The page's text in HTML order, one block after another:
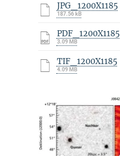
JPG_1200X1185
187.56 kB
PDF_1200X1185
3.09 MB
TIF_1200X1185
4.09 MB